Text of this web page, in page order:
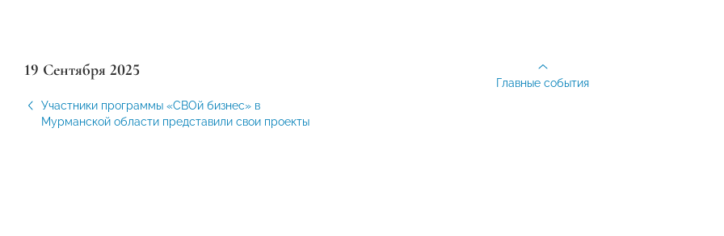
19 Сентября 2025
Участники программы «СВОй бизнес» в
Мурманской области представили свои проекты
Главные события